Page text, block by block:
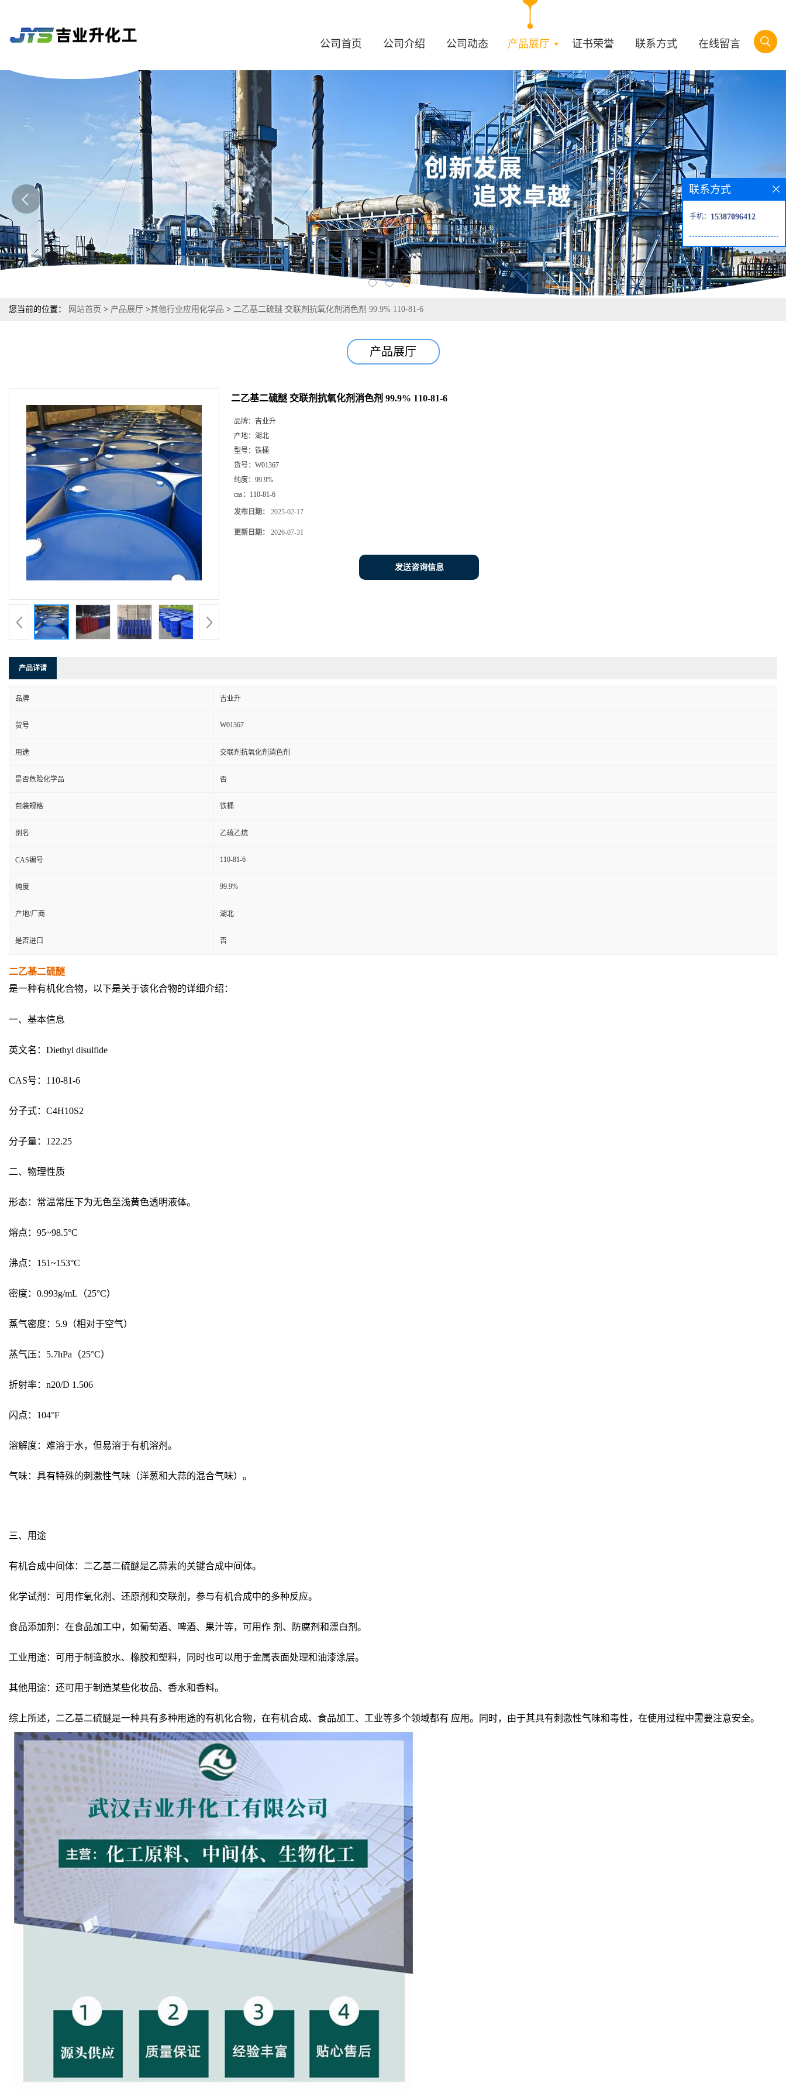
公司首页 公司介绍 公司动态 产品展厅 证书荣誉 联系方式 在线留言
您当前的位置： 网站首页 > 产品展厅 >其他行业应用化学品 > 二乙基二硫醚 交联剂抗氧化剂消色剂 99.9% 110-81-6
产品展厅
二乙基二硫醚 交联剂抗氧化剂消色剂 99.9% 110-81-6
品牌： 吉业升
产地： 湖北
型号： 铁桶
货号： W01367
纯度： 99.9%
cas： 110-81-6
发布日期： 2025-02-17
更新日期： 2026-07-31
发送咨询信息
产品详请
品牌 吉业升
货号 W01367
用途 交联剂抗氧化剂消色剂
是否危险化学品 否
包装规格 铁桶
别名 乙硫乙烷
CAS编号 110-81-6
纯度 99.9%
产地/厂商 湖北
是否进口 否
二乙基二硫醚
是一种有机化合物，以下是关于该化合物的详细介绍：
一、基本信息
英文名：Diethyl disulfide
CAS号：110-81-6
分子式：C4H10S2
分子量：122.25
二、物理性质
形态：常温常压下为无色至浅黄色透明液体。
熔点：95~98.5°C
沸点：151~153°C
密度：0.993g/mL（25°C）
蒸气密度：5.9（相对于空气）
蒸气压：5.7hPa（25°C）
折射率：n20/D 1.506
闪点：104°F
溶解度：难溶于水，但易溶于有机溶剂。
气味：具有特殊的刺激性气味（洋葱和大蒜的混合气味）。
三、用途
有机合成中间体：二乙基二硫醚是乙蒜素的关键合成中间体。
化学试剂：可用作氧化剂、还原剂和交联剂，参与有机合成中的多种反应。
食品添加剂：在食品加工中，如葡萄酒、啤酒、果汁等，可用作 剂、防腐剂和漂白剂。
工业用途：可用于制造胶水、橡胶和塑料，同时也可以用于金属表面处理和油漆涂层。
其他用途：还可用于制造某些化妆品、香水和香料。
综上所述，二乙基二硫醚是一种具有多种用途的有机化合物，在有机合成、食品加工、工业等多个领域都有 应用。同时，由于其具有刺激性气味和毒性，在使用过程中需要注意安全。
联系方式
手机： 15387096412